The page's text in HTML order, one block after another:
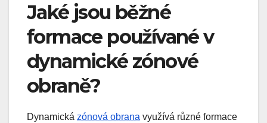
Jaké jsou běžné
formace používané v
dynamické zónové
obraně?
Dynamická zónová obrana využívá různé formace